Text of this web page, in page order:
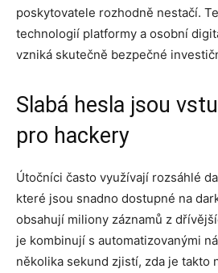
poskytovatele rozhodně nestačí.
technologií platformy a osobní
vzniká skutečně bezpečné
Slabá hesla jsou
pro hackery
Útočníci často využívají rozsáhlé
které jsou snadno dostupné na
obsahují miliony záznamů z
je kombinují s automatizovanými
několika sekund zjistí, zda je takto